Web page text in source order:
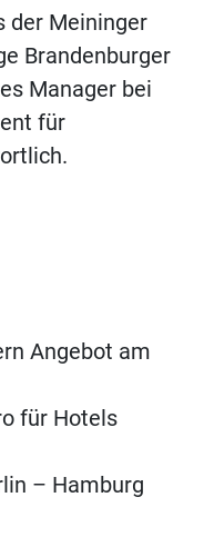
der Meininger
Brandenburger
Manager bei
für
Angebot am
für Hotels
– Hamburg